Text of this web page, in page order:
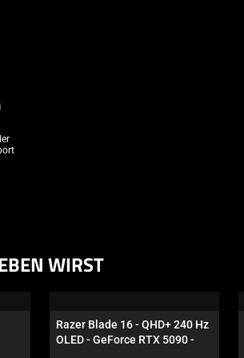
WIRST
Razer Blade 16 - QHD+ 240 Hz
OLED - GeForce RTX 5090 -